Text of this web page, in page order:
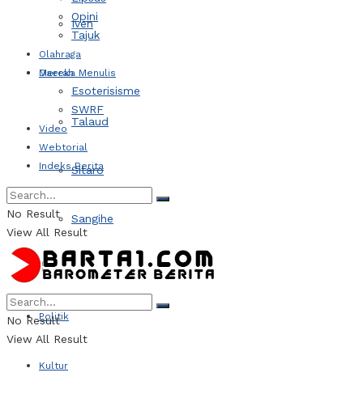
Iven
Daerah
Talaud
Sitaro
Sangihe
Kotamobagu
Politik
Kultur
Opini
Tajuk
Olahraga
Mereka Menulis
Esoterisisme
SWRF
Video
Webtorial
Indeks Berita
No Result
View All Result
No Result
View All Result